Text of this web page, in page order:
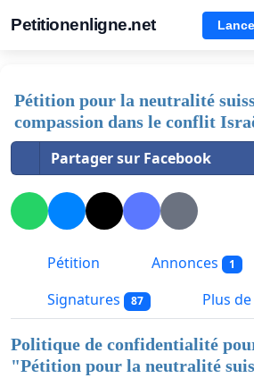
Petitionenligne.net
Pétition pour la neutralité
compassion dans le conflit
Partager sur Facebook
Pétition Annonces 1
Signatures 87 Plus
Politique de confidentialité
"Pétition pour la neutralité